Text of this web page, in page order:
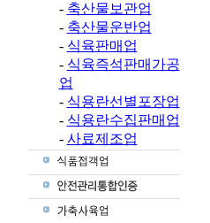
- 축산물보관업
- 축산물운반업
- 식육판매업
- 식육즉석판매가공
업
- 식용란선별포장업
- 식용란수집판매업
- 사료제조업